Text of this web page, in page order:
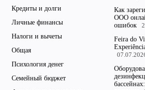
Кредиты и долги
Личные финансы
Налоги и вычеты
Общая
Психология денег
Семейный бюджет
Как
ООО
ошибок
Feira do